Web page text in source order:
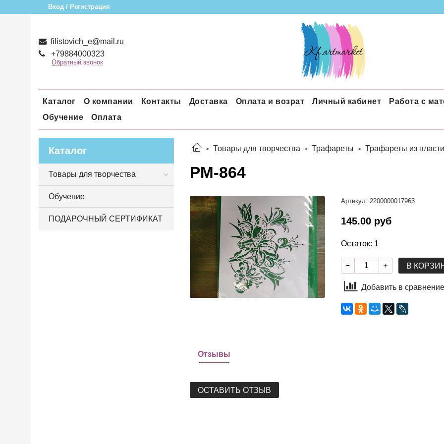
Вход / Регистрация
filistovich_e@mail.ru
+79884000323
Обратный звонок
Каталог О компании Контакты Доставка Оплата и возрат Личный кабинет
Работа с
Обучение
Оплата
Товары для творчества Трафареты Трафареты из
РМ-864
Артикул: 2200000017963
145.00 руб
Остаток: 1
В
Добавить в сравнение
Отзывы
ОСТАВИТЬ ОТЗЫВ
Каталог
Товары для творчества
Обучение
ПОДАРОЧНЫЙ СЕРТИФИКАТ